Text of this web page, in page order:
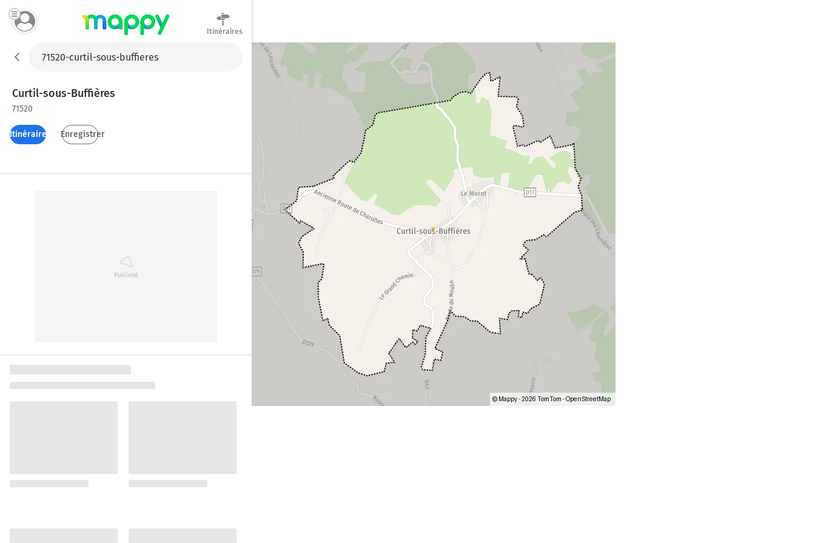
Itinéraires
Curtil-sous-Buffières
71520
Itinéraires Enregistrer